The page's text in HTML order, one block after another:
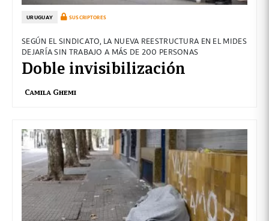
URUGUAY SUSCRIPTORES
SEGÚN EL SINDICATO, LA NUEVA REESTRUCTURA EN EL MIDES
DEJARÍA SIN TRABAJO A MÁS DE 200 PERSONAS
Doble invisibilización
Camila Ghemi